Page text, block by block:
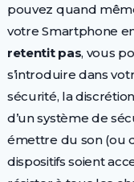
pouvez quand
votre Smartphone
retentit pas, vous
s’introduire dans
sécurité, la
d’un système de
émettre du son (ou
dispositifs soient